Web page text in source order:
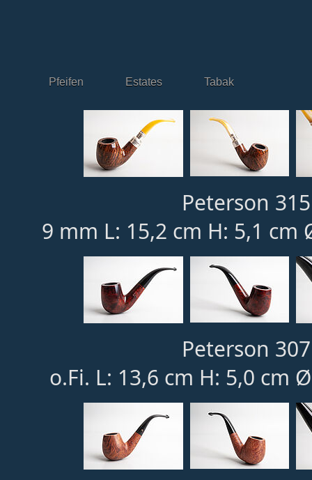
Pfeifen Estates Tabak
Peterson
9 mm L: 15,2 cm H: 5,1 cm
Peterson
o.Fi. L: 13,6 cm H: 5,0 cm